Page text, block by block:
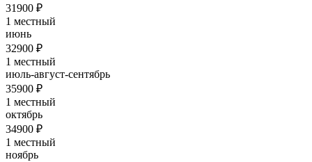
31900 ₽
1 местный
июнь
32900 ₽
1 местный
июль-август-сентябрь
35900 ₽
1 местный
октябрь
34900 ₽
1 местный
ноябрь